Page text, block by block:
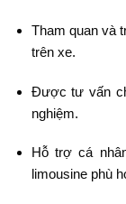
Tham quan và
trên xe.
Được tư vấn
nghiệm.
Hỗ trợ cá
limousine phù